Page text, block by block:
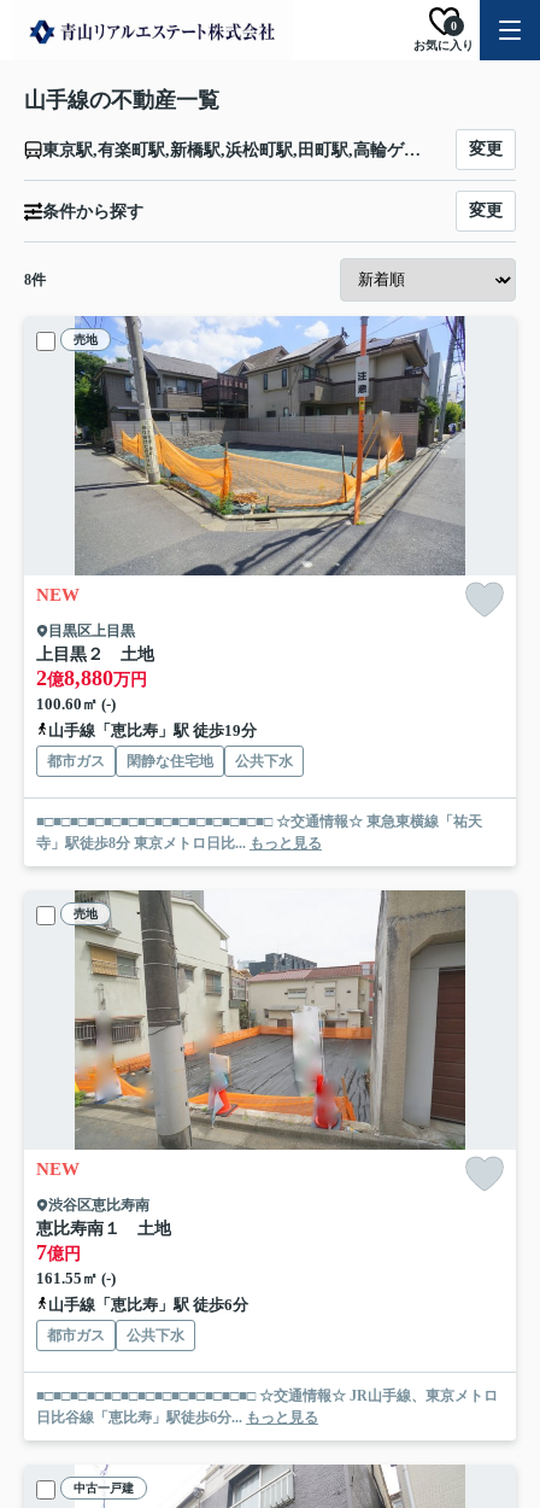
お気に入り
0
山手線の不動産一覧
東京駅,有楽町駅,新橋駅,浜松町駅,田町駅,高輪ゲートウェイ駅,品川駅,大崎駅,五反田駅,目黒駅,恵比寿駅,渋谷駅,原宿駅,代々木駅,新宿駅,新大久保駅,高田馬場駅,目白駅,池袋駅,大塚駅,巣鴨駅,駒込駅,田端駅,西日暮里駅,日暮里駅,鶯谷駅,上野駅,御徒町駅,秋葉原駅,神田駅 変更
条件から探す 変更
8件
売地
NEW
目黒区上目黒
上目黒２ 土地
2億8,880万円
100.60㎡ (-)
山手線「恵比寿」駅 徒歩19分
都市ガス 閑静な住宅地 公共下水
■□■□■□■□■□■□■□■□■□■□■□■□■□■□ ☆交通情報☆ 東急東横線「祐天
寺」駅徒歩8分 東京メトロ日比... もっと見る
売地
NEW
渋谷区恵比寿南
恵比寿南１ 土地
7億円
161.55㎡ (-)
山手線「恵比寿」駅 徒歩6分
都市ガス 公共下水
■□■□■□■□■□■□■□■□■□■□■□■□■□ ☆交通情報☆ JR山手線、東京メトロ
日比谷線「恵比寿」駅徒歩6分... もっと見る
中古一戸建